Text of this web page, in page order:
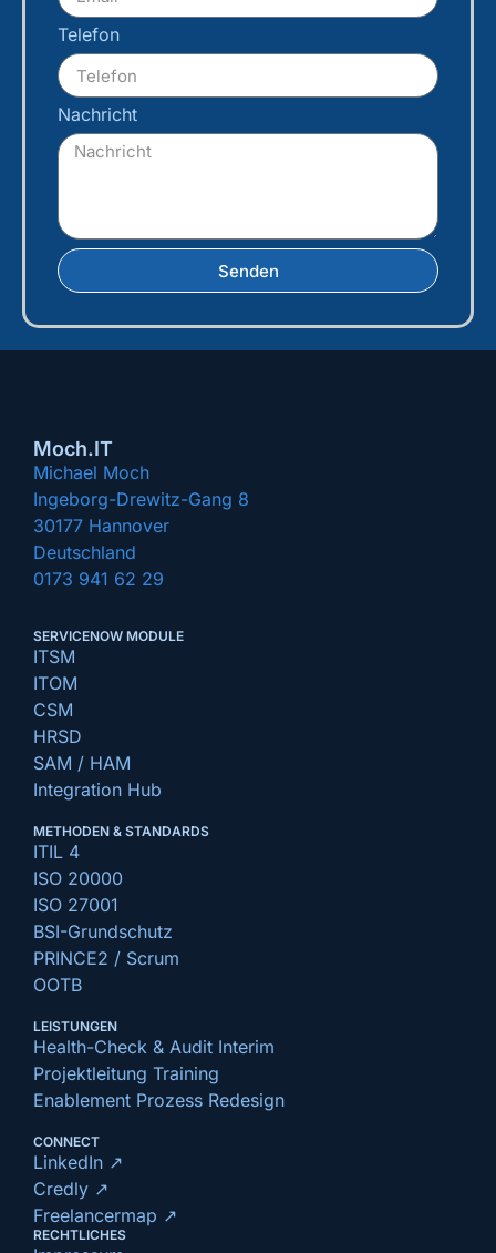
Telefon
Nachricht
Senden
Moch.IT
Michael Moch
Ingeborg-Drewitz-Gang 8
30177 Hannover
Deutschland
0173 941 62 29
SERVICENOW MODULE
ITSM
ITOM
CSM
HRSD
SAM / HAM
Integration Hub
METHODEN & STANDARDS
ITIL 4
ISO 20000
ISO 27001
BSI-Grundschutz
PRINCE2 / Scrum
OOTB
LEISTUNGEN
Health-Check & Audit Interim
Projektleitung Training
Enablement Prozess Redesign
CONNECT
LinkedIn ↗
Credly ↗
Freelancermap ↗
RECHTLICHES